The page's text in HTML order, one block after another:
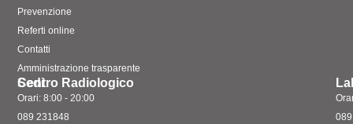
Prevenzione
Referti online
Contatti
Amministrazione trasparente
Sedi
Centro Radiologico
Orari: 8:00 - 20:00
089 231848